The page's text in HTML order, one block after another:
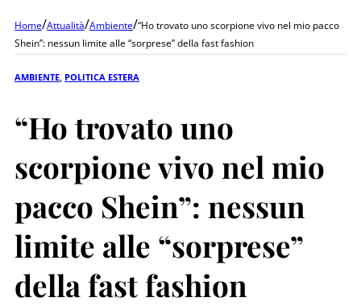
Home/Attualità/Ambiente/“Ho trovato uno scorpione vivo nel mio pacco
Shein”: nessun limite alle “sorprese” della fast fashion
AMBIENTE POLITICA ESTERA
“Ho trovato uno
scorpione vivo nel mio
pacco Shein”: nessun
limite alle “sorprese”
della fast fashion